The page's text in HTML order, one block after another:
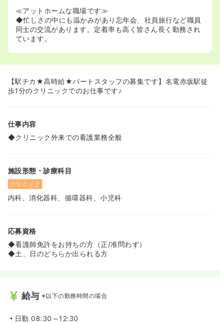
≪アットホームな職場です≫
◆忙しさの中にも温かみがあり忘年会、社員旅行など職員
同士の交流があります。定着率も高く皆さん長く勤務され
ています。
【駅チカ★高時給★パートスタッフの募集です】名電赤坂駅徒
歩1分のクリニックでのお仕事です♪
仕事内容
◆クリニック外来での看護業務全般
施設形態・診療科目
クリニック
内科、消化器科、循環器科、小児科
応募資格
◆看護師免許をお持ちの方（正/准問わず）
◆土、日のどちらか出られる方
給与 ※以下の勤務時間の場合
日勤 08:30～12:30